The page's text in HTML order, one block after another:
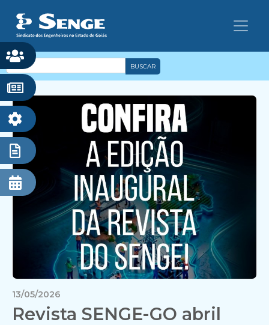
BUSCAR
13/05/2026
Revista SENGE-GO abril